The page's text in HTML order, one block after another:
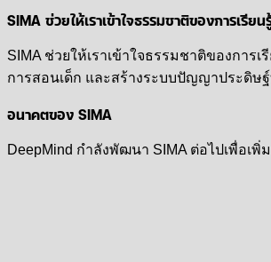
SIMA ช่วยให้เราเข้าใจธรรมชาติของการเรียน
SIMA ช่วยให้เราเข้าใจธรรมชาติของการ
การสอนเด็ก และสร้างระบบปัญญาประดิ
อนาคตของ SIMA
DeepMind กำลังพัฒนา SIMA ต่อไปเพื่อ